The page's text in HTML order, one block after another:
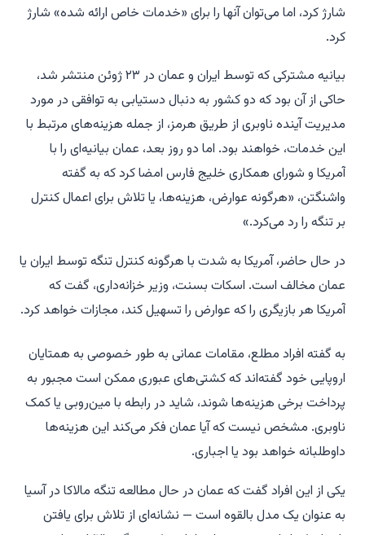
شارژ کرد، اما می‌توان آنها را برای «خدمات خاص ارائه شده» شارژ
کرد.
بیانیه مشترکی که توسط ایران و عمان در ۲۳ ژوئن منتشر شد،
حاکی از آن بود که دو کشور به دنبال دستیابی به توافقی در مورد
مدیریت آینده ناوبری از طریق هرمز، از جمله هزینه‌های مرتبط با
این خدمات، خواهند بود. اما دو روز بعد، عمان بیانیه‌ای را با
آمریکا و شورای همکاری خلیج فارس امضا کرد که به گفته
واشنگتن، «هرگونه عوارض، هزینه‌ها، یا تلاش برای اعمال کنترل
بر تنگه را رد می‌کرد.»
در حال حاضر، آمریکا به شدت با هرگونه کنترل تنگه توسط ایران یا
عمان مخالف است. اسکات بسنت، وزیر خزانه‌داری، گفت که
آمریکا هر بازیگری را که عوارض را تسهیل کند، مجازات خواهد کرد.
به گفته افراد مطلع، مقامات عمانی به طور خصوصی به همتایان
اروپایی خود گفته‌اند که کشتی‌های عبوری ممکن است مجبور به
پرداخت برخی هزینه‌ها شوند، شاید در رابطه با مین‌روبی یا کمک
ناوبری. مشخص نیست که آیا عمان فکر می‌کند این هزینه‌ها
داوطلبانه خواهد بود یا اجباری.
یکی از این افراد گفت که عمان در حال مطالعه تنگه مالاکا در آسیا
به عنوان یک مدل بالقوه است — نشانه‌ای از تلاش برای یافتن